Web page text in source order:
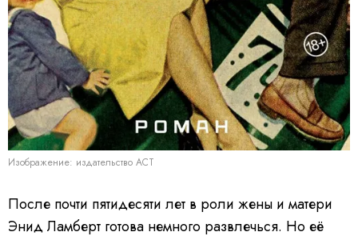
Изображение: издательство АСТ
После почти пятидесяти лет в роли жены и матери
Энид Ламберт готова немного развлечься. Но её